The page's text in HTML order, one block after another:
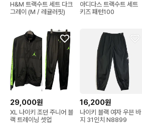
H&M 트랙수트 세트 다크
그레이 (M / 레귤러핏)
아디다스 트랙수트 세트
키즈 패턴100
29,000원
XL 나이키 조던 주니어 블
랙 트레이닝 셋업
16,200원
나이키 블랙 여자 우븐 바
지 31인치 N8899